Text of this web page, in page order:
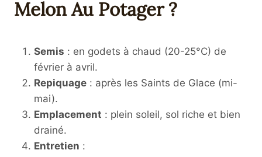
Melon Au Potager ?
Semis : en godets à chaud (20-25°C) de
février à avril.
Repiquage : après les Saints de Glace (mi-
mai).
Emplacement : plein soleil, sol riche et bien
drainé.
Entretien :